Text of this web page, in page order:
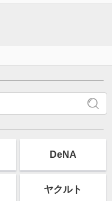
DeNA
ヤクルト